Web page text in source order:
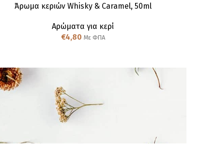
Άρωμα κεριών Whisky & Caramel, 50ml
Αρώματα για κερί
€4,80 Με ΦΠΑ